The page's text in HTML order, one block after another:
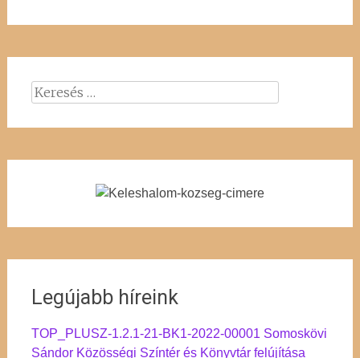
Keresés:
Legújabb híreink
TOP_PLUSZ-1.2.1-21-BK1-2022-00001 Somoskövi
Sándor Közösségi Színtér és Könyvtár felújítása